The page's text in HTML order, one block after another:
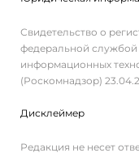
Свидетельство о
федеральной службой
информационных
(Роскомнадзор)
Дисклеймер
Редакция не несет